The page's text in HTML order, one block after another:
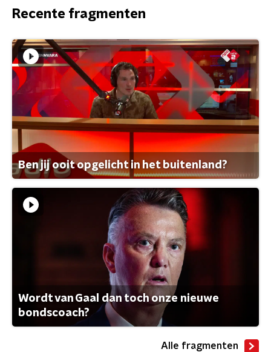
Recente fragmenten
Ben jij ooit opgelicht in het buitenland?
Wordt van Gaal dan toch onze nieuwe
bondscoach?
Alle fragmenten